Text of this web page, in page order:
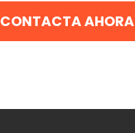
CONTACTA AHORA